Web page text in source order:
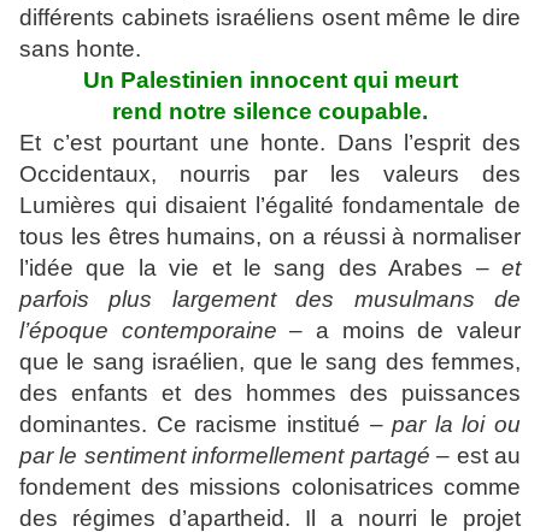
différents cabinets israéliens osent même le dire
sans honte.
Un Palestinien innocent qui meurt
rend notre silence coupable.
Et c’est pourtant une honte. Dans l’esprit des
Occidentaux, nourris par les valeurs des
Lumières qui disaient l’égalité fondamentale de
tous les êtres humains, on a réussi à normaliser
l’idée que la vie et le sang des Arabes – et
parfois plus largement des musulmans de
l’époque contemporaine – a moins de valeur
que le sang israélien, que le sang des femmes,
des enfants et des hommes des puissances
dominantes. Ce racisme institué – par la loi ou
par le sentiment informellement partagé – est au
fondement des missions colonisatrices comme
des régimes d’apartheid. Il a nourri le projet